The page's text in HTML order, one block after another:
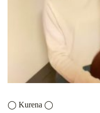
◯ Kurena ◯